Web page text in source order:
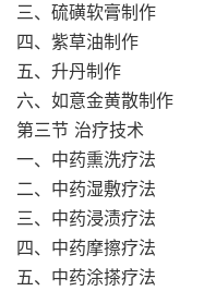
三、硫磺软膏制作
四、紫草油制作
五、升丹制作
六、如意金黄散制作
第三节 治疗技术
一、中药熏洗疗法
二、中药湿敷疗法
三、中药浸渍疗法
四、中药摩擦疗法
五、中药涂搽疗法